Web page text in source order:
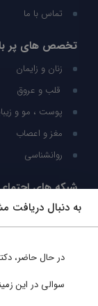
تماس با ما
تخصص های پر
زنان و زایمان
قلب و عروق
پوست ، مو و
مغز و اعصاب
روانشناسی
شبکه های
ما را در شبکه های
به دنبال دریافت
در حال حاضر،
سوالی در این